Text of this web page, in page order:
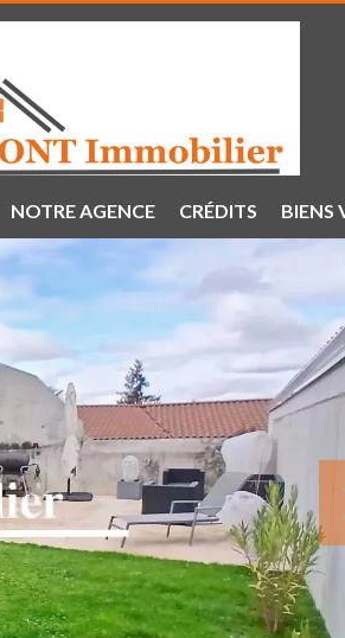
NOTRE AGENCE CRÉDITS BIENS